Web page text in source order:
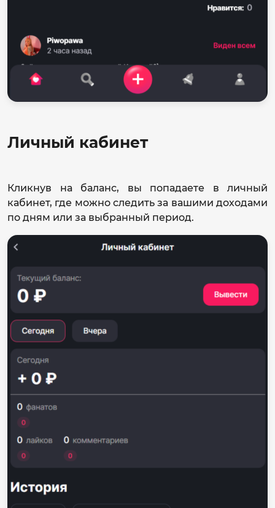
Личный кабинет
Кликнув на баланс, вы попадаете в личный
кабинет, где можно следить за вашими доходами
по дням или за выбранный период.